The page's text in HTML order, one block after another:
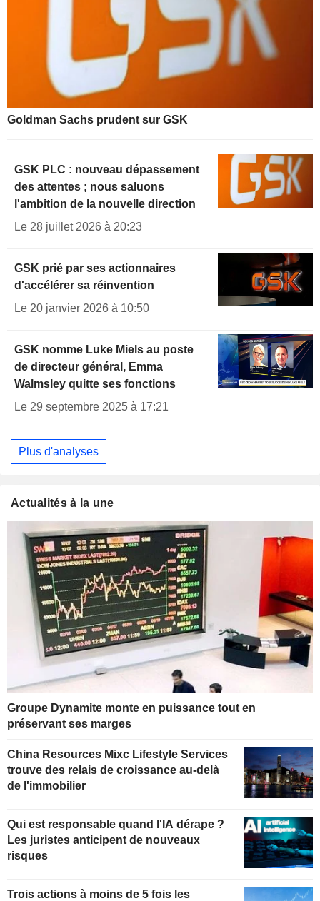
Goldman Sachs prudent sur GSK
GSK PLC : nouveau dépassement
des attentes ; nous saluons
l'ambition de la nouvelle direction
Le 28 juillet 2026 à 20:23
GSK prié par ses actionnaires
d'accélérer sa réinvention
Le 20 janvier 2026 à 10:50
GSK nomme Luke Miels au poste
de directeur général, Emma
Walmsley quitte ses fonctions
Le 29 septembre 2025 à 17:21
Plus d'analyses
Actualités à la une
Groupe Dynamite monte en puissance tout en
préservant ses marges
China Resources Mixc Lifestyle Services
trouve des relais de croissance au-delà
de l'immobilier
Qui est responsable quand l'IA dérape ?
Les juristes anticipent de nouveaux
risques
Trois actions à moins de 5 fois les